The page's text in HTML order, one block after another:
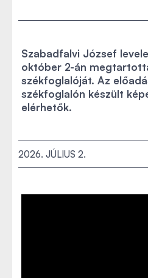
Szabadfalvi József
október 2-án
székfoglalóját. Az
székfoglalón készült
elérhetők.
2026. JÚLIUS 2.